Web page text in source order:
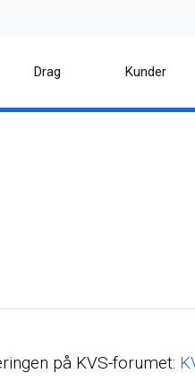
Drag Kunder
på KVS-forumet: